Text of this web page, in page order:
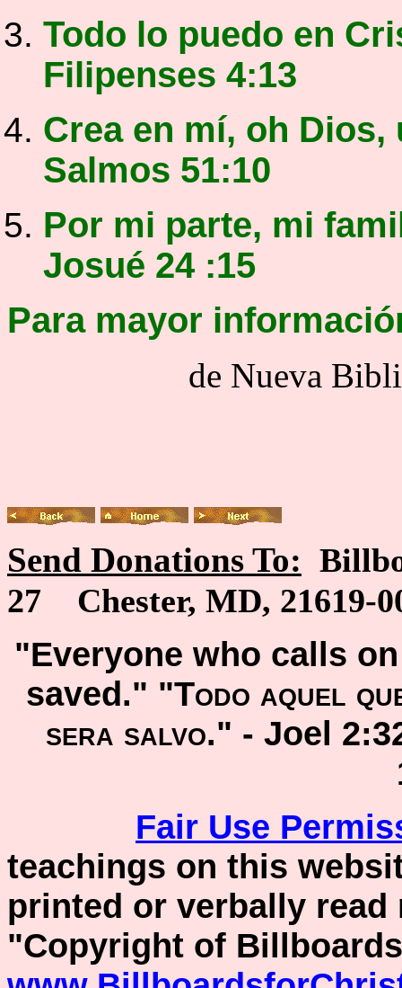
Todo lo puedo
Filipenses 4:13
Crea en mí, oh
Salmos 51:10
Por mi parte, mi
Josué 24 :15
Para mayor
de Nueva
Send Donations To:
27 Chester, MD, 21619-
"Everyone who calls
saved." "Todo aquel
sera salvo." - Joel
Fair Use
teachings on this
printed or verbally
"Copyright of